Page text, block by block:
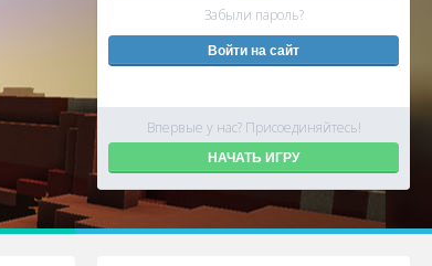
Забыли пароль?
Впервые у нас? Присоединяйтесь!
НАЧАТЬ ИГРУ